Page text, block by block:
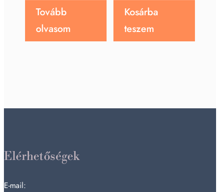
Tovább
olvasom
Kosárba
teszem
Elérhetőségek
E-mail: